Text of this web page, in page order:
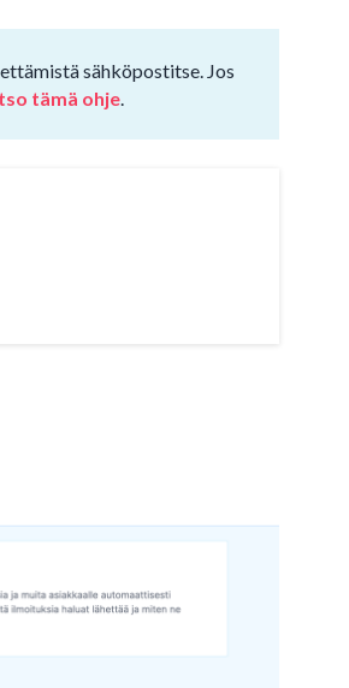
sähköpostitse. Jos
tämä ohje.